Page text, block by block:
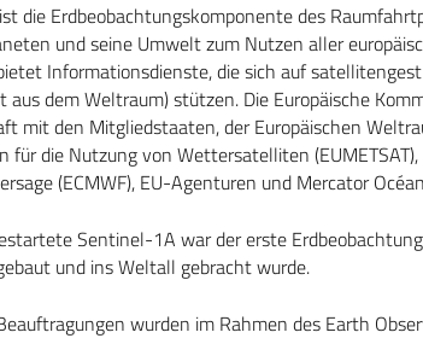
die Erdbeobachtungskomponente des
und seine Umwelt zum Nutzen aller
Informationsdienste, die sich auf
aus dem Weltraum) stützen. Die Europäische
mit den Mitgliedstaaten, der Europäischen
für die Nutzung von Wettersatelliten
(ECMWF), EU-Agenturen und Mercator
Sentinel-1A war der erste
und ins Weltall gebracht wurde.
wurden im Rahmen des Earth